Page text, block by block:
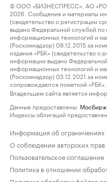
© ООО «БИЗНЕСПРЕСС», АО
2026. Сообщения и материалы
(свидетельство о регистрации
выдано Федеральной службой по
информационных технологий и
(Роскомнадзор) 09.12.2015 за
издания «РБК» (свидетельство о
информации выдано
информационных технологий и
(Роскомнадзор) 03.12.2021 за
сопровождаются пометкой «РБК».
Владельцем сайта является
Данные предоставлены:
Индексы облигаций
Информация об ограничениях
О соблюдении авторских прав
Пользовательское соглашение
Политика в отношении